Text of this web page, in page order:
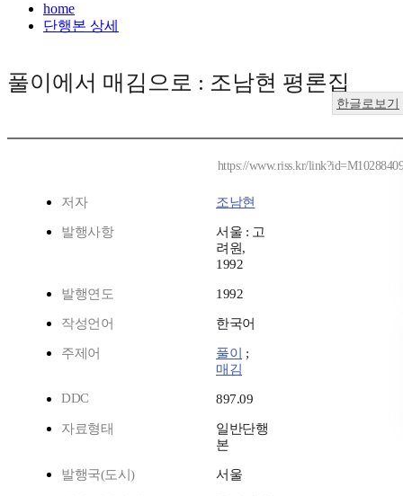
home
단행본 상세
풀이에서 매김으로 : 조남현 평론집
한글로보기
https://www.riss.kr/link?id=M10288409
저자 조남현
발행사항
서울 : 고
려원,
1992
발행연도 1992
작성언어 한국어
주제어 풀이
;
매김
DDC
897.09
자료형태
일반단행
본
발행국(도시) 서울